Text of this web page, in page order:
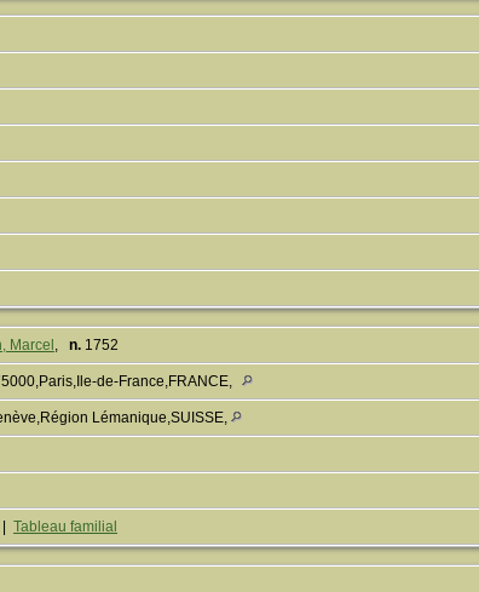
Marcel , n. 1752
de-France,FRANCE,
Lémanique,SUISSE,
Tableau familial